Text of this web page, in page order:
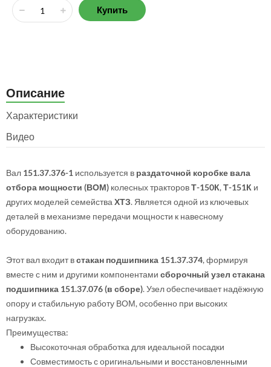
Купить
Описание
Характеристики
Видео
Вал 151.37.376-1 используется в раздаточной коробке вала
отбора мощности (ВОМ) колесных тракторовТ-150К,Т-151К и
других моделей семейства ХТЗ. Является одной из ключевых
деталей в механизме передачи мощности к навесному
оборудованию.
Этот вал входит встакан подшипника 151.37.374, формируя
вместе с ним и другими компонентами сборочный узел стакана
подшипника 151.37.076 (в сборе). Узел обеспечивает надёжную
опору и стабильную работу ВОМ, особенно при высоких
нагрузках.
Преимущества:
Высокоточная обработка для идеальной посадки
Совместимость с оригинальными и восстановленными